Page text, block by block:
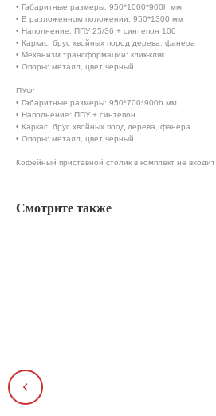
• Габаритные размеры: 950*1000*900h мм
• В разложенном положении: 950*1300 мм
• Наполнение: ППУ 25/36 + синтепон 100
• Каркас: брус хвойных пород дерева, фанера
• Механизм трансформации: клик-кляк
• Опоры: металл, цвет черный
ПУФ:
• Габаритные размеры: 950*700*900h мм
• Наполнение: ППУ + синтепон
• Каркас: брус хвойных поод дерева, фанера
• Опоры: металл, цвет черный
Кофейный приставной столик в комплект не входит
Смотрите также